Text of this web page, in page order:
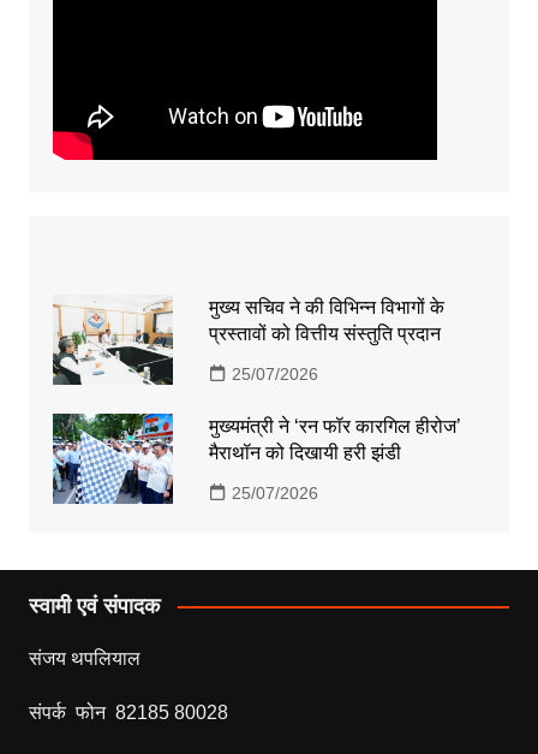
मुख्य सचिव ने की विभिन्न विभागों के
प्रस्तावों को वित्तीय संस्तुति प्रदान
25/07/2026
मुख्यमंत्री ने ‘रन फॉर कारगिल हीरोज’
मैराथॉन को दिखायी हरी झंडी
25/07/2026
स्वामी एवं संपादक
संजय थपलियाल
संपर्क फोन 82185 80028